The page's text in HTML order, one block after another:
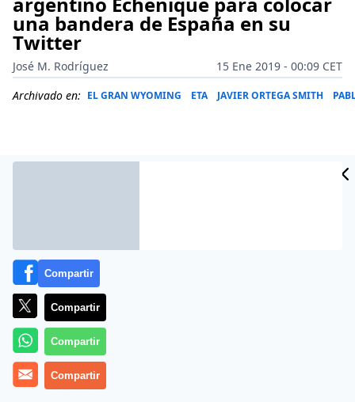
una bandera de España en su
Twitter
José M. Rodríguez
15 Ene 2019 - 00:09 CET
Archivado en: EL GRAN WYOMING ETA JAVIER ORTEGA SMITH
Más información
Compartir
Compartir
Compartir
Compartir